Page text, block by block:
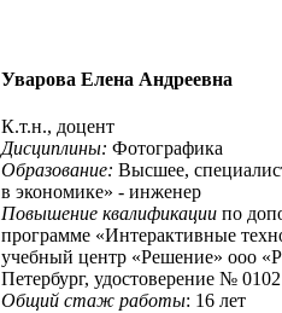
Уварова Елена Андреевна
К.т.н., доцент
Дисциплины: Фотографика
Образование: Высшее,
в экономике» - инженер
Повышение квалификации по
программе «Интерактивные
учебный центр «Решение» ооо
Петербург, удостоверение №
Общий стаж работы: 16 лет